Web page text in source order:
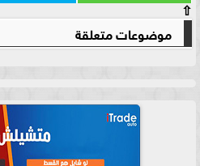
⇧
موضوعات متعلقة